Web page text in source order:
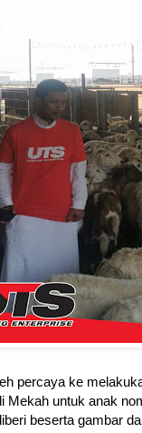
percaya ke
Mekah untuk anak
beserta gambar